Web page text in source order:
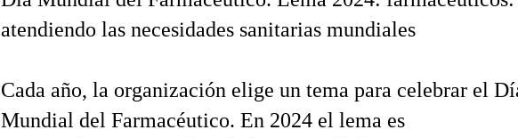
atendiendo las necesidades sanitarias mundiales
Cada año, la organización elige un tema para celebrar el
Mundial del Farmacéutico. En 2024 el lema es